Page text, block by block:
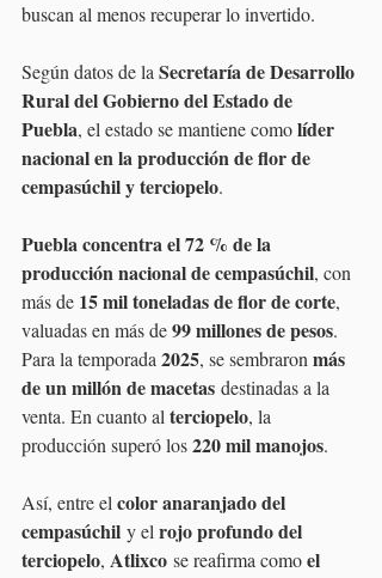
buscan al menos recuperar lo invertido.
Según datos de la Secretaría de Desarrollo
Rural del Gobierno del Estado de
Puebla, el estado se mantiene como líder
nacional en la producción de flor de
cempasúchil y terciopelo.
Puebla concentra el 72 % de la
producción nacional de cempasúchil, con
más de 15 mil toneladas de flor de corte,
valuadas en más de 99 millones de pesos.
Para la temporada 2025, se sembraron más
de un millón de macetas destinadas a la
venta. En cuanto al terciopelo, la
producción superó los 220 mil manojos.
Así, entre el color anaranjado del
cempasúchil y el rojo profundo del
terciopelo, Atlixco se reafirma como el